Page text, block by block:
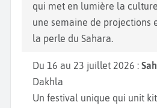
qui met en lumière la
une semaine de projections
la perle du Sahara.
Du 16 au 23 juillet 2026 :
Dakhla
Un festival unique qui unit